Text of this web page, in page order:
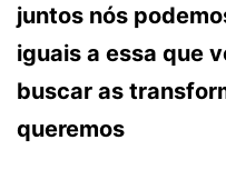
juntos nós
iguais a essa que
buscar as
queremos